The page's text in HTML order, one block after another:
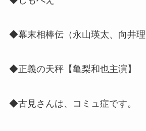
◆幕末相棒伝（ 永山瑛太、向井
◆正義の天秤【亀梨和也主演】
◆古見さんは、コミュ症です。